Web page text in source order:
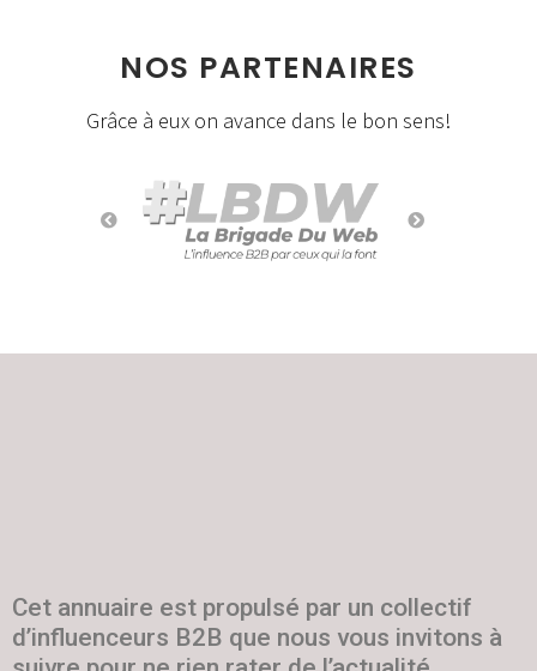
NOS PARTENAIRES
Grâce à eux on avance dans le bon sens!
Cet annuaire est propulsé par un collectif
d’influenceurs B2B que nous vous invitons à